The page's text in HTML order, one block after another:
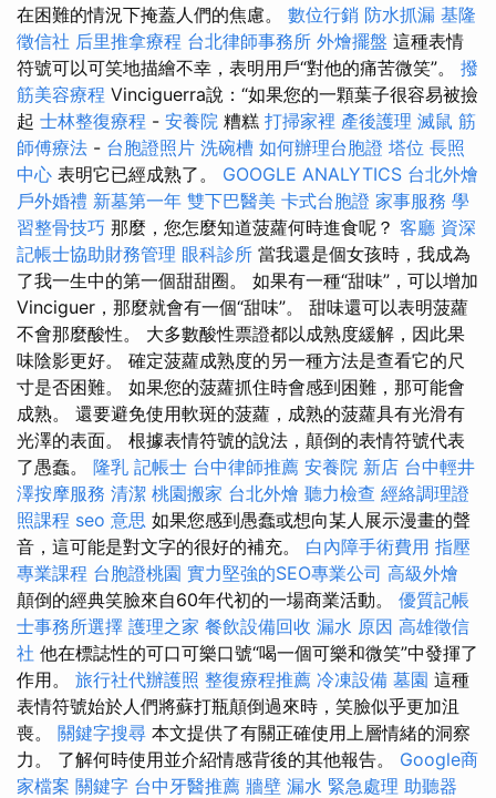
在困難的情況下掩蓋人們的焦慮。 數位行銷 防水抓漏 基隆
徵信社 后里推拿療程 台北律師事務所 外燴擺盤 這種表情
符號可以可笑地描繪不幸，表明用戶“對他的痛苦微笑”。 撥
筋美容療程 Vinciguerra說：“如果您的一顆葉子很容易被撿
起 士林整復療程 - 安養院 糟糕 打掃家裡 產後護理 滅鼠 筋
師傅療法 - 台胞證照片 洗碗槽 如何辦理台胞證 塔位 長照
中心 表明它已經成熟了。 GOOGLE ANALYTICS 台北外燴
戶外婚禮 新墓第一年 雙下巴醫美 卡式台胞證 家事服務 學
習整骨技巧 那麼，您怎麼知道菠蘿何時進食呢？ 客廳 資深
記帳士協助財務管理 眼科診所 當我還是個女孩時，我成為
了我一生中的第一個甜甜圈。 如果有一種“甜味”，可以增加
Vinciguer，那麼就會有一個“甜味”。 甜味還可以表明菠蘿
不會那麼酸性。 大多數酸性票證都以成熟度緩解，因此果
味陰影更好。 確定菠蘿成熟度的另一種方法是查看它的尺
寸是否困難。 如果您的菠蘿抓住時會感到困難，那可能會
成熟。 還要避免使用軟斑的菠蘿，成熟的菠蘿具有光滑有
光澤的表面。 根據表情符號的說法，顛倒的表情符號代表
了愚蠢。 隆乳 記帳士 台中律師推薦 安養院 新店 台中輕井
澤按摩服務 清潔 桃園搬家 台北外燴 聽力檢查 經絡調理證
照課程 seo 意思 如果您感到愚蠢或想向某人展示漫畫的聲
音，這可能是對文字的很好的補充。 白內障手術費用 指壓
專業課程 台胞證桃園 實力堅強的SEO專業公司 高級外燴
顛倒的經典笑臉來自60年代初的一場商業活動。 優質記帳
士事務所選擇 護理之家 餐飲設備回收 漏水 原因 高雄徵信
社 他在標誌性的可口可樂口號“喝一個可樂和微笑”中發揮了
作用。 旅行社代辦護照 整復療程推薦 冷凍設備 墓園 這種
表情符號始於人們將蘇打瓶顛倒過來時，笑臉似乎更加沮
喪。 關鍵字搜尋 本文提供了有關正確使用上層情緒的洞察
力。 了解何時使用並介紹情感背後的其他報告。 Google商
家檔案 關鍵字 台中牙醫推薦 牆壁 漏水 緊急處理 助聽器